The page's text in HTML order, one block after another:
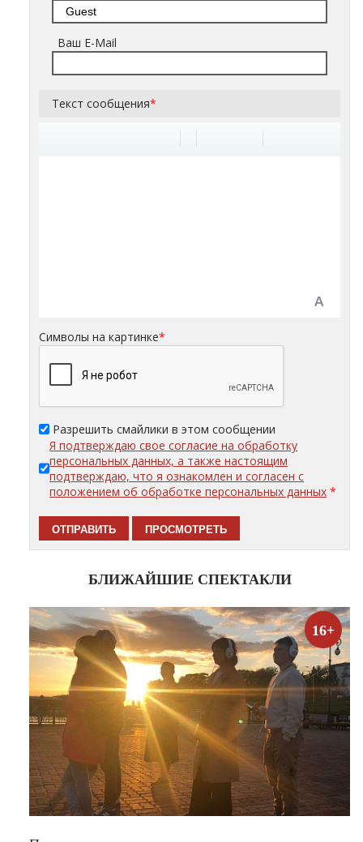
Ваш E-Mail
Текст сообщения*
Символы на картинке*
Разрешить смайлики в этом сообщении
Я подтверждаю свое согласие на обработку
персональных данных, а также настоящим
подтверждаю, что я ознакомлен и согласен с
положением об обработке персональных данных *
БЛИЖАЙШИЕ СПЕКТАКЛИ
16+